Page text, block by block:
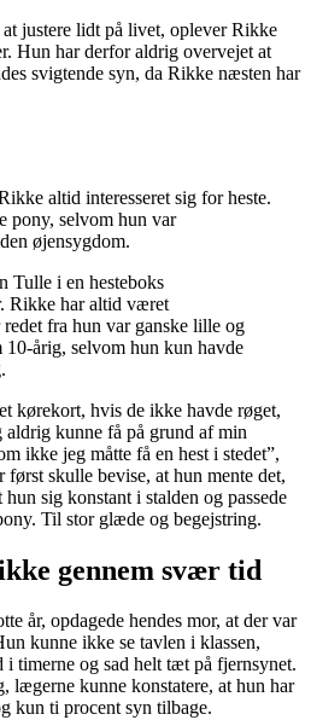
justere lidt på livet, oplever Rikke
Hun har derfor aldrig overvejet at
svigtende syn, da Rikke næsten har
altid interesseret sig for heste.
pony, selvom hun var
øjensygdom.
Rikke har altid været
redet fra hun var ganske lille og
årig, selvom hun kun havde
kørekort, hvis de ikke havde røget,
kunne få på grund af min
ikke jeg måtte få en hest i stedet”,
skulle bevise, at hun mente det,
sig konstant i stalden og passede
Til stor glæde og begejstring.
gennem svær tid
år, opdagede hendes mor, at der var
kunne ikke se tavlen i klassen,
timerne og sad helt tæt på fjernsynet.
lægerne kunne konstatere, at hun har
kun ti procent syn tilbage.